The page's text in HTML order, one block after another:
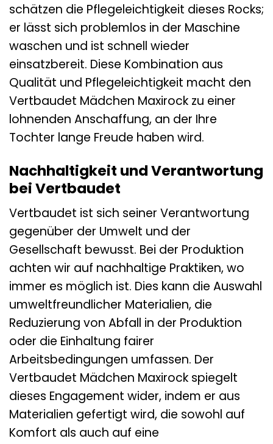
schätzen die Pflegeleichtigkeit dieses Rocks;
er lässt sich problemlos in der Maschine
waschen und ist schnell wieder
einsatzbereit. Diese Kombination aus
Qualität und Pflegeleichtigkeit macht den
Vertbaudet Mädchen Maxirock zu einer
lohnenden Anschaffung, an der Ihre
Tochter lange Freude haben wird.
Nachhaltigkeit und Verantwortung
bei Vertbaudet
Vertbaudet ist sich seiner Verantwortung
gegenüber der Umwelt und der
Gesellschaft bewusst. Bei der Produktion
achten wir auf nachhaltige Praktiken, wo
immer es möglich ist. Dies kann die Auswahl
umweltfreundlicher Materialien, die
Reduzierung von Abfall in der Produktion
oder die Einhaltung fairer
Arbeitsbedingungen umfassen. Der
Vertbaudet Mädchen Maxirock spiegelt
dieses Engagement wider, indem er aus
Materialien gefertigt wird, die sowohl auf
Komfort als auch auf eine